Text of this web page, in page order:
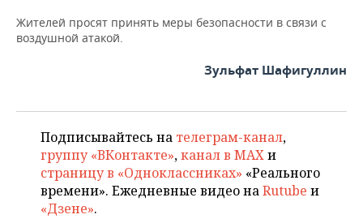
ФИГУРНОЕ КАТАНИЕ
МЕДИЦИНА
Жителей просят принять меры безопасности в связи с
воздушной атакой.
Зульфат Шафигуллин
Подписывайтесь на телеграм-канал,
группу «ВКонтакте»,канал в MAXи
страницу в «Одноклассниках» «Реального
времени». Ежедневные видео наRutube и
«Дзене».